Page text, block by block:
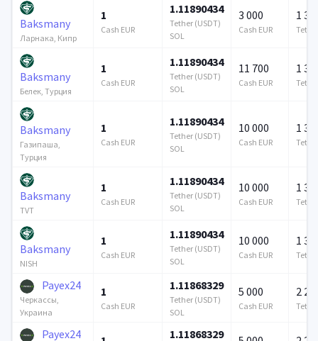
Baksmany
Ларнака, Кипр
1
Cash EUR
1.11890434
Tether (USDT)
SOL
3 000
Cash EUR
1
Baksmany
Белек, Турция
1
Cash EUR
1.11890434
Tether (USDT)
SOL
11 700
Cash EUR
1
Baksmany
Газипаша,
Турция
1
Cash EUR
1.11890434
Tether (USDT)
SOL
10 000
Cash EUR
1
Baksmany
TVT
1
Cash EUR
1.11890434
Tether (USDT)
SOL
10 000
Cash EUR
1
Baksmany
NISH
1
Cash EUR
1.11890434
Tether (USDT)
SOL
10 000
Cash EUR
1
Payex24
Черкассы,
Украина
1
Cash EUR
1.11868329
Tether (USDT)
SOL
5 000
Cash EUR
2
Payex24 1.11868329